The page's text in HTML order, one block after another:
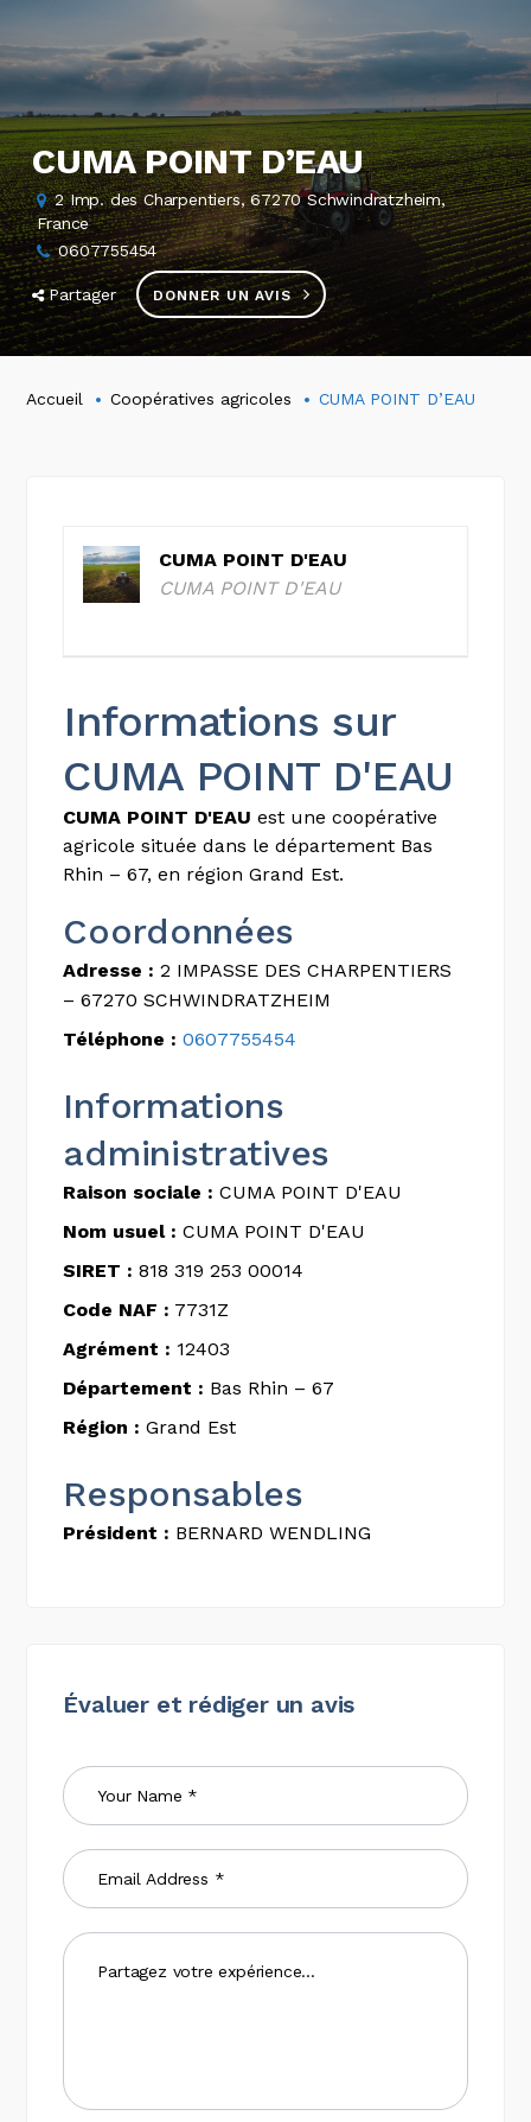
CUMA POINT D’EAU
2 Imp. des Charpentiers, 67270 Schwindratzheim,
France
0607755454
Partager DONNER UN AVIS
Accueil Coopératives agricoles CUMA POINT D’EAU
CUMA POINT D'EAU
CUMA POINT D'EAU
Informations sur
CUMA POINT D'EAU
CUMA POINT D'EAU est une coopérative
agricole située dans le département Bas
Rhin – 67, en région Grand Est.
Coordonnées
Adresse : 2 IMPASSE DES CHARPENTIERS
– 67270 SCHWINDRATZHEIM
Téléphone : 0607755454
Informations
administratives
Raison sociale : CUMA POINT D'EAU
Nom usuel : CUMA POINT D'EAU
SIRET : 818 319 253 00014
Code NAF : 7731Z
Agrément : 12403
Département : Bas Rhin – 67
Région : Grand Est
Responsables
Président : BERNARD WENDLING
Évaluer et rédiger un avis